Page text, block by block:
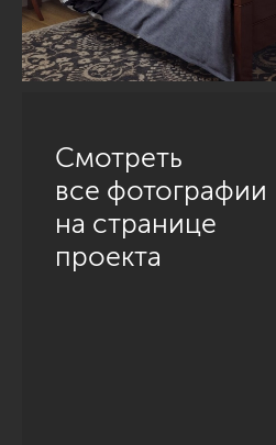
Смотреть
все фотографии
на странице
проекта